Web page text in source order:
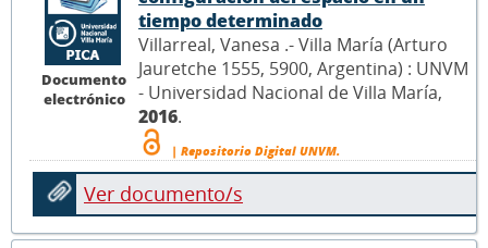
Documento
electrónico
tiempo determinado
Villarreal, Vanesa .- Villa María (Arturo
Jauretche 1555, 5900, Argentina) : UNVM
- Universidad Nacional de Villa María,
2016.
| Repositorio Digital UNVM.
Ver documento/s